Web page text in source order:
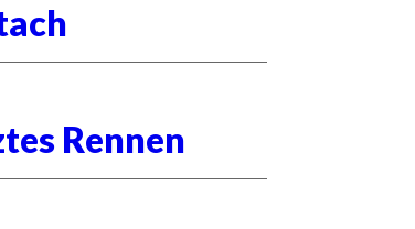
Rennen